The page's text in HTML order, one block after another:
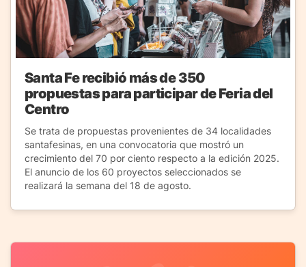
Santa Fe recibió más de 350
propuestas para participar de Feria del
Centro
Se trata de propuestas provenientes de 34 localidades
santafesinas, en una convocatoria que mostró un
crecimiento del 70 por ciento respecto a la edición 2025.
El anuncio de los 60 proyectos seleccionados se
realizará la semana del 18 de agosto.